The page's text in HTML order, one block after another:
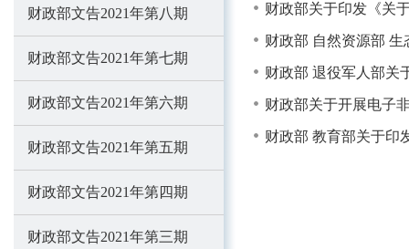
财政部文告2021年第八期
财政部文告2021年第七期
财政部文告2021年第六期
财政部文告2021年第五期
财政部文告2021年第四期
财政部文告2021年第三期
财政部关于印发《关
财政部 自然资源部
财政部 退役军人部关
财政部关于开展电子
财政部 教育部关于印